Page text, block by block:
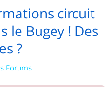
circuit
le Bugey ! Des
?
Forums